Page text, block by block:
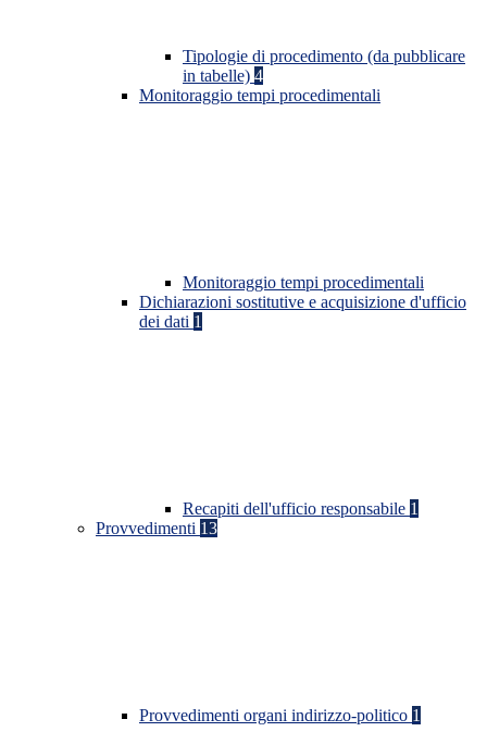
Tipologie di procedimento (da pubblicare
in tabelle) 4
Monitoraggio tempi procedimentali
Monitoraggio tempi procedimentali
Dichiarazioni sostitutive e acquisizione d'ufficio
dei dati 1
Recapiti dell'ufficio responsabile 1
Provvedimenti 13
Provvedimenti organi indirizzo-politico 1